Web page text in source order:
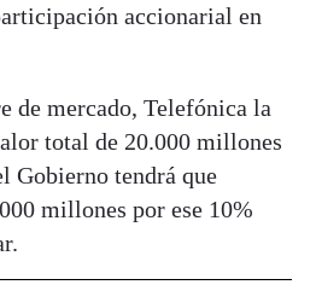
accionarial en
de mercado, Telefónica la
total de 20.000 millones
Gobierno tendrá que
millones por ese 10%